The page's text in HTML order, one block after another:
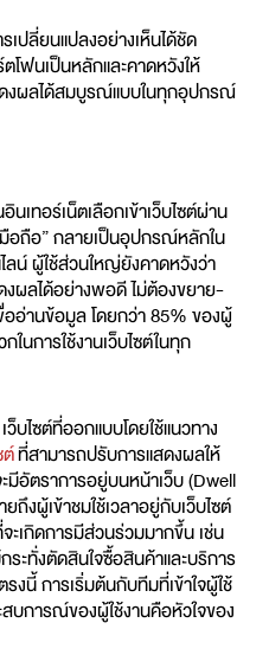
ปลี่ยนแปลงอย่างเห็นได้ชัด
โฟนเป็นหลักและคาดหวังให้
สดงผลได้สมบูรณ์แบบในทุกอุปกรณ์
เทอร์เน็ตเลือกเข้าเว็บไซต์ผ่าน
อถือ” กลายเป็นอุปกรณ์หลักใน
ลน์ ผู้ใช้ส่วนใหญ่ยังคาดหวังว่า
ดงผลได้อย่างพอดี ไม่ต้องขยาย-
อ่านข้อมูล โดยกว่า 85% ของผู้
นการใช้งานเว็บไซต์ในทุก
บไซต์ที่ออกแบบโดยใช้แนวทาง
ที่สามารถปรับการแสดงผลให้
มีอัตราการอยู่บนหน้าเว็บ (Dwell
งผู้เข้าชมใช้เวลาอยู่กับเว็บไซต์
ะเกิดการมีส่วนร่วมมากขึ้น เช่น
ะทั่งตัดสินใจซื้อสินค้าและบริการ
งนี้ การเริ่มต้นกับทีมที่เข้าใจผู้ใช้
การณ์ของผู้ใช้งานคือหัวใจของ